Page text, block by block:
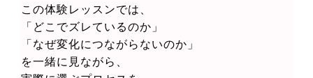
この体験レッスンでは、
「どこでズレているのか」
「なぜ変化につながらないのか」
を一緒に見ながら、